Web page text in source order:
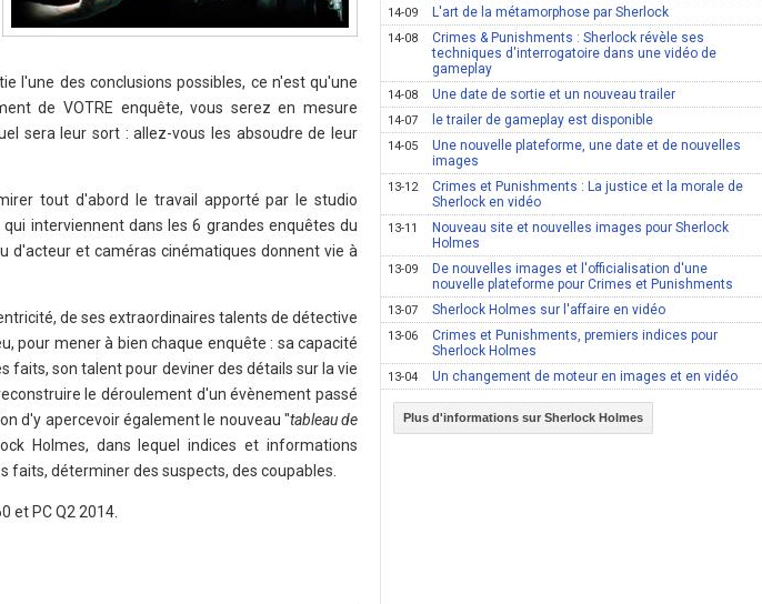
l'une des conclusions possibles, ce n'est qu'une
de VOTRE enquête, vous serez en mesure
sera leur sort : allez-vous les absoudre de leur
tout d'abord le travail apporté par le studio
interviennent dans les 6 grandes enquêtes du
d'acteur et caméras cinématiques donnent vie à
de ses extraordinaires talents de détective
pour mener à bien chaque enquête : sa capacité
faits, son talent pour deviner des détails sur la vie
le déroulement d'un évènement passé
d'y apercevoir également le nouveau "tableau de
Holmes, dans lequel indices et informations
déterminer des suspects, des coupables.
et PC Q2 2014.
14-09 L'art de la métamorphose par Sherlock
14-08
Crimes & Punishments : Sherlock révèle ses
techniques d'interrogatoire dans une vidéo de
gameplay
14-08 Une date de sortie et un nouveau trailer
14-07 le trailer de gameplay est disponible
14-05
Une nouvelle plateforme, une date et de nouvelles
images
13-12
Crimes et Punishments : La justice et la morale de
Sherlock en vidéo
13-11
Nouveau site et nouvelles images pour Sherlock
Holmes
13-09
De nouvelles images et l'officialisation d'une
nouvelle plateforme pour Crimes et Punishments
13-07 Sherlock Holmes sur l'affaire en vidéo
13-06
Crimes et Punishments, premiers indices pour
Sherlock Holmes
13-04 Un changement de moteur en images et en vidéo
Plus d'informations sur Sherlock Holmes